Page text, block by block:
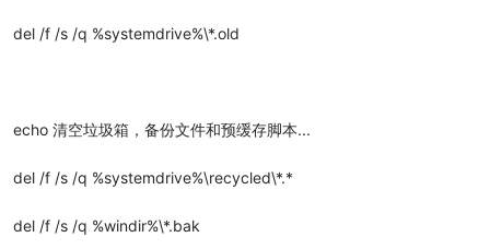
del /f /s /q %systemdrive%\*.old
echo 清空垃圾箱，备份文件和预缓存脚本...
del /f /s /q %systemdrive%\recycled\*.*
del /f /s /q %windir%\*.bak